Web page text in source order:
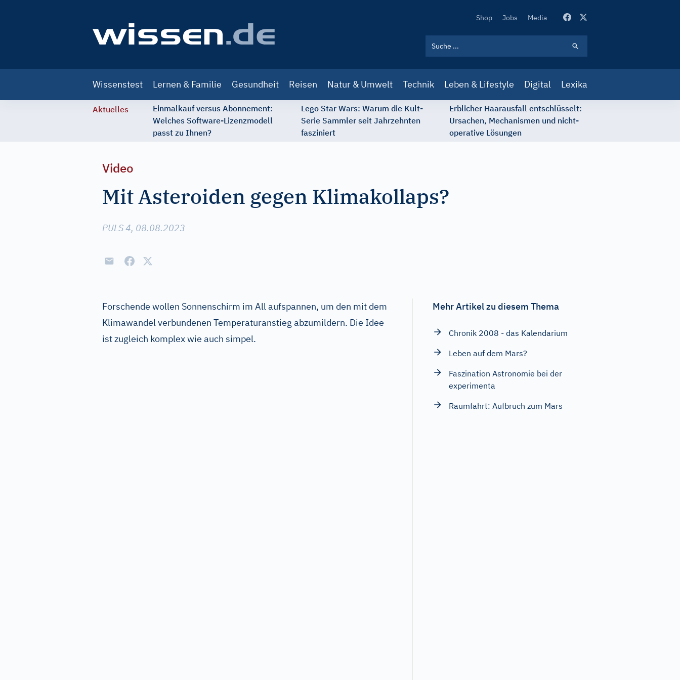
Secondary
Shop Jobs Media
navigation
Wissenstest Lernen & Familie Gesundheit Reisen Natur & Umwelt Technik Leben & Lifestyle Digital Lexika
Aktuelles
Einmalkauf versus Abonnement:
Welches Software-Lizenzmodell
passt zu Ihnen?
Lego Star Wars: Warum die Kult-
Serie Sammler seit Jahrzehnten
fasziniert
Erblicher Haarausfall entschlüsselt:
Ursachen, Mechanismen und nicht-
operative Lösungen
Video
Mit Asteroiden gegen Klimakollaps?
PULS 4, 08.08.2023
Forschende wollen Sonnenschirm im All aufspannen, um den mit dem
Klimawandel verbundenen Temperaturanstieg abzumildern. Die Idee
ist zugleich komplex wie auch simpel.
Mehr Artikel zu diesem Thema
Chronik 2008 - das Kalendarium
Leben auf dem Mars?
Faszination Astronomie bei der
experimenta
Raumfahrt: Aufbruch zum Mars